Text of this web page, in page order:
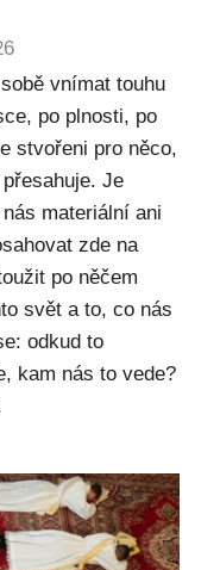
vnímat touhu
po plnosti, po
stvořeni pro něco,
Je
materiální ani
zde na
po něčem
svět a to, co nás
odkud to
kam nás to vede?